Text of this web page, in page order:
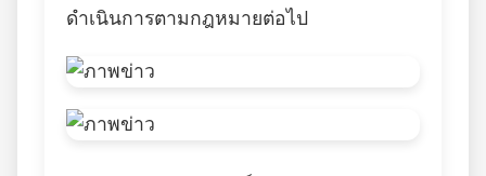
ดำเนินการตามกฎหมายต่อไป